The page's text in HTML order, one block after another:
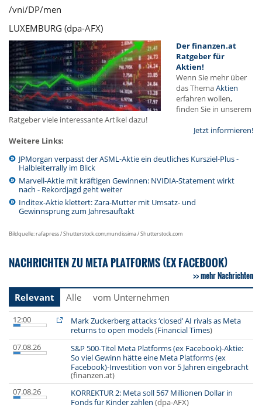
/vni/DP/men
LUXEMBURG (dpa-AFX)
Der finanzen.at
Ratgeber für
Aktien!
Wenn Sie mehr über
das ThemaAktien
erfahren wollen,
finden Sie in unserem
Ratgeber viele interessante Artikel dazu!
Jetzt informieren!
Weitere Links:
JPMorgan verpasst der ASML-Aktie ein deutliches Kursziel-Plus -
Halbleiterrally im Blick
Marvell-Aktie mit kräftigen Gewinnen: NVIDIA-Statement wirkt
nach - Rekordjagd geht weiter
Inditex-Aktie klettert: Zara-Mutter mit Umsatz- und
Gewinnsprung zum Jahresauftakt
Bildquelle: rafapress / Shutterstock.com,mundissima / Shutterstock.com
NACHRICHTEN ZU META PLATFORMS (EX FACEBOOK)
mehr Nachrichten
Relevant
Alle vom Unternehmen
12:00
Mark Zuckerberg attacks ‘closed’ AI rivals as Meta
returns to open models(Financial Times)
07.08.26
S&P 500-Titel Meta Platforms (ex Facebook)-Aktie:
So viel Gewinn hätte eine Meta Platforms (ex
Facebook)-Investition von vor 5 Jahren eingebracht
(finanzen.at)
07.08.26
KORREKTUR 2: Meta soll 567 Millionen Dollar in
Fonds für Kinder zahlen (dpa-AFX)